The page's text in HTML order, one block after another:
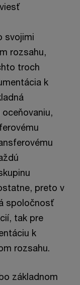
svojimi
rozsahu,
troch
k
preto v
spoločnosť
tak pre
k
rozsahu.
základnom